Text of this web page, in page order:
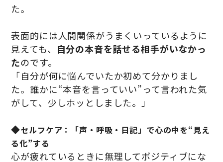
た。
表面的には人間関係がうまくいっているように
見えても、 自分の本音を話せる相手がいなかっ
たのです。
「自分が何に悩んでいたか初めて分かりまし
た。誰かに“本音を言っていい”って言われた気
がして、少しホッとしました。」
◆セルフケア：「声・呼吸・日記」で心の中を“見え
る化”する
心が疲れているときに無理してポジティブにな